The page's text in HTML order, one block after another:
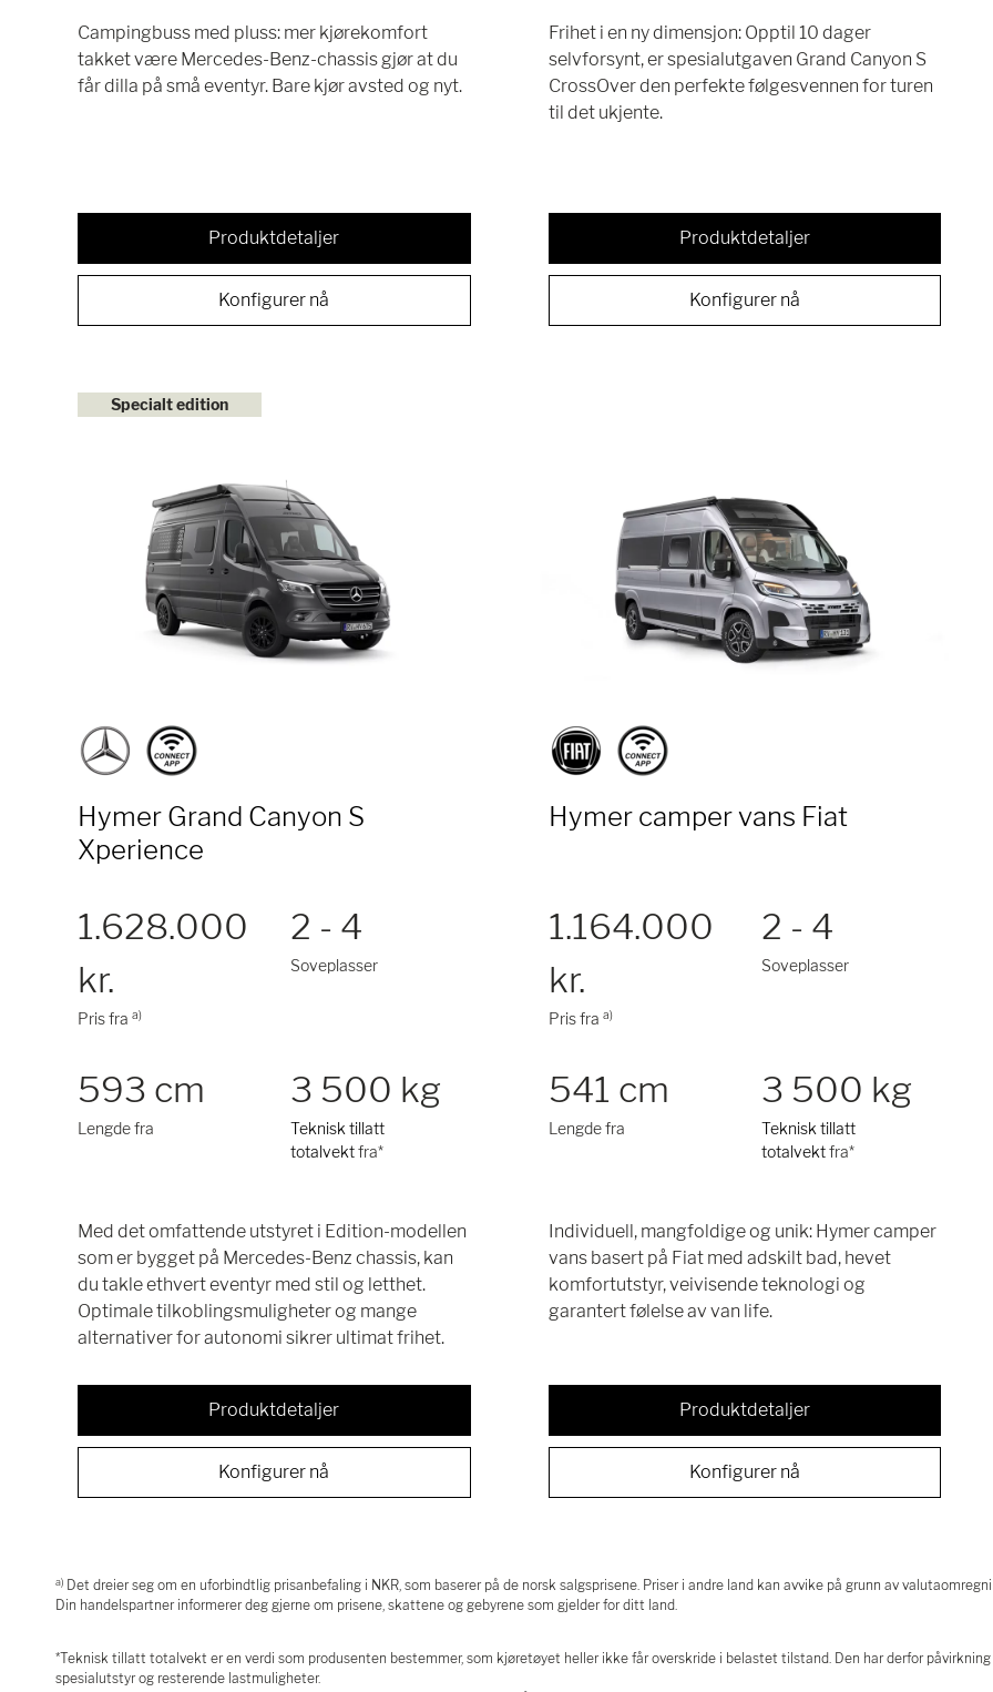
Campingbuss med pluss: mer kjørekomfort
takket være Mercedes-Benz-chassis gjør at du
får dilla på små eventyr. Bare kjør avsted og nyt.
Produktdetaljer
Konfigurer nå
Frihet i en ny dimensjon: Opptil 10 dager
selvforsynt, er spesialutgaven Grand Canyon S
CrossOver den perfekte følgesvennen for turen
til det ukjente.
Produktdetaljer
Konfigurer nå
Specialt edition
Hymer Grand Canyon S
Xperience
1.628.000
kr.
Pris fra a)
2 - 4
Soveplasser
593 cm
Lengde fra
3 500 kg
Teknisk tillatt
totalvektfra*
Med det omfattende utstyret i Edition-modellen
som er bygget på Mercedes-Benz chassis, kan
du takle ethvert eventyr med stil og letthet.
Optimale tilkoblingsmuligheter og mange
alternativer for autonomi sikrer ultimat frihet.
Produktdetaljer
Konfigurer nå
Hymer camper vans Fiat
1.164.000
kr.
Pris fra a)
2 - 4
Soveplasser
541 cm
Lengde fra
3 500 kg
Teknisk tillatt
totalvektfra*
Individuell, mangfoldige og unik: Hymer camper
vans basert på Fiat med adskilt bad, hevet
komfortutstyr, veivisende teknologi og
garantert følelse av van life.
Produktdetaljer
Konfigurer nå
a) Det dreier seg om en uforbindtlig prisanbefaling i NKR, som baserer på de norsk salgsprisene. Priser i andre land kan avvike på grunn av
Din handelspartner informerer deg gjerne om prisene, skattene og gebyrene som gjelder for ditt land.
*Teknisk tillatt totalvekt er en verdi som produsenten bestemmer, som kjøretøyet heller ikke får overskride i belastet tilstand. Den har derfor
spesialutstyr og resterende lastmuligheter.